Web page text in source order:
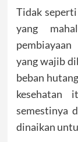
Tidak
yang
yang wajib
beban
kesehatan
semestinya
dinaikan